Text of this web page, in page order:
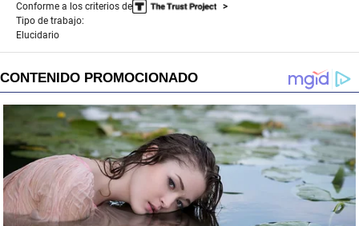
Conforme a los criterios de
Tipo de trabajo:
Elucidario